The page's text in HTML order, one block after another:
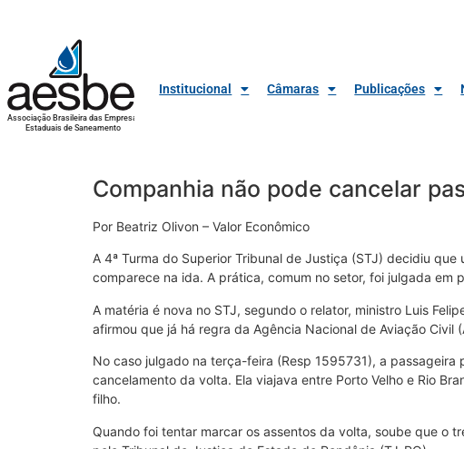
Associação Brasileira das Empresas
Estaduais de Saneamento
Institucional Câmaras Publicações
Companhia não pode cancelar
Por Beatriz Olivon – Valor Econômico
A 4ª Turma do Superior Tribunal de Justiça (STJ) decidiu
comparece na ida. A prática, comum no setor, foi julgada em
A matéria é nova no STJ, segundo o relator, ministro Luis
afirmou que já há regra da Agência Nacional de Aviação Civil
No caso julgado na terça-feira (Resp 1595731), a
cancelamento da volta. Ela viajava entre Porto Velho e Rio
filho.
Quando foi tentar marcar os assentos da volta, soube que o